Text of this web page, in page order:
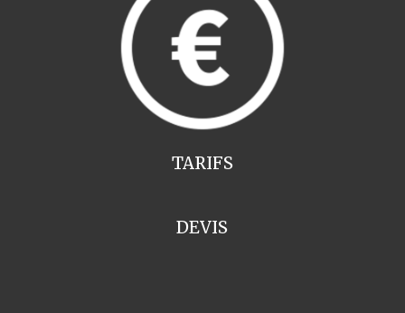
TARIFS
DEVIS